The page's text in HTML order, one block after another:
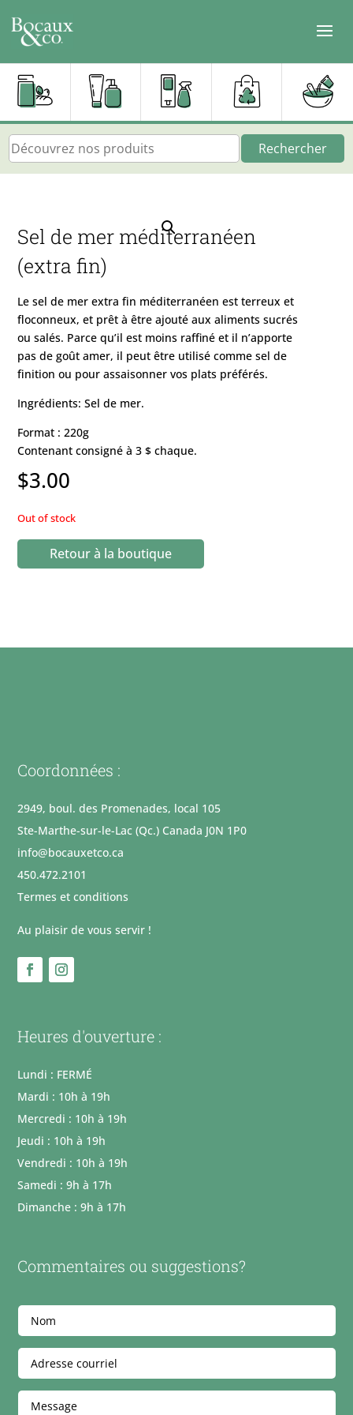
Rechercher
Sel de mer méditerranéen
(extra fin)
Le sel de mer extra fin méditerranéen est terreux et
floconneux, et prêt à être ajouté aux aliments sucrés
ou salés. Parce qu’il est moins raffiné et il n’apporte
pas de goût amer, il peut être utilisé comme sel de
finition ou pour assaisonner vos plats préférés.
Ingrédients: Sel de mer.
Format : 220g
Contenant consigné à 3 $ chaque.
$3.00
Out of stock
Retour à la boutique
Coordonnées :
2949, boul. des Promenades, local 105
Ste-Marthe-sur-le-Lac (Qc.) Canada J0N 1P0
info@bocauxetco.ca
450.472.2101
Termes et conditions
Au plaisir de vous servir !
Heures d'ouverture :
Lundi : FERMÉ
Mardi : 10h à 19h
Mercredi : 10h à 19h
Jeudi : 10h à 19h
Vendredi : 10h à 19h
Samedi : 9h à 17h
Dimanche : 9h à 17h
Commentaires ou suggestions?